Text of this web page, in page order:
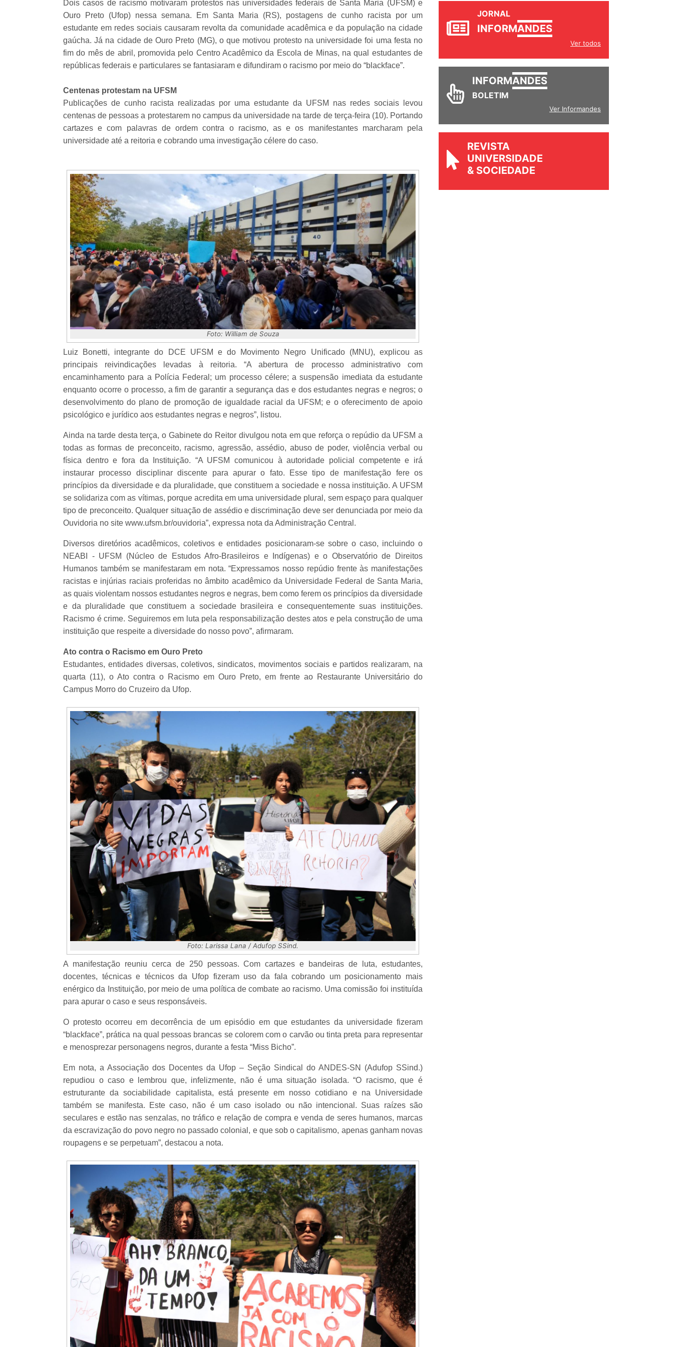
Dois casos de racismo motivaram protestos nas universidades federais de Santa Maria (UFSM) e
Ouro Preto (Ufop) nessa semana. Em Santa Maria (RS), postagens de cunho racista por um
estudante em redes sociais causaram revolta da comunidade acadêmica e da população na cidade
gaúcha. Já na cidade de Ouro Preto (MG), o que motivou protesto na universidade foi uma festa no
fim do mês de abril, promovida pelo Centro Acadêmico da Escola de Minas, na qual estudantes de
repúblicas federais e particulares se fantasiaram e difundiram o racismo por meio do “blackface”.
Centenas protestam na UFSM
Publicações de cunho racista realizadas por uma estudante da UFSM nas redes sociais levou
centenas de pessoas a protestarem no campus da universidade na tarde de terça-feira (10). Portando
cartazes e com palavras de ordem contra o racismo, as e os manifestantes marcharam pela
universidade até a reitoria e cobrando uma investigação célere do caso.
Foto: William de Souza
Luiz Bonetti, integrante do DCE UFSM e do Movimento Negro Unificado (MNU), explicou as
principais reivindicações levadas à reitoria. “A abertura de processo administrativo com
encaminhamento para a Polícia Federal; um processo célere; a suspensão imediata da estudante
enquanto ocorre o processo, a fim de garantir a segurança das e dos estudantes negras e negros; o
desenvolvimento do plano de promoção de igualdade racial da UFSM; e o oferecimento de apoio
psicológico e jurídico aos estudantes negras e negros”, listou.
Ainda na tarde desta terça, o Gabinete do Reitor divulgou nota em que reforça o repúdio da UFSM a
todas as formas de preconceito, racismo, agressão, assédio, abuso de poder, violência verbal ou
física dentro e fora da Instituição. “A UFSM comunicou à autoridade policial competente e irá
instaurar processo disciplinar discente para apurar o fato. Esse tipo de manifestação fere os
princípios da diversidade e da pluralidade, que constituem a sociedade e nossa instituição. A UFSM
se solidariza com as vítimas, porque acredita em uma universidade plural, sem espaço para qualquer
tipo de preconceito. Qualquer situação de assédio e discriminação deve ser denunciada por meio da
Ouvidoria no site www.ufsm.br/ouvidoria”, expressa nota da Administração Central.
Diversos diretórios acadêmicos, coletivos e entidades posicionaram-se sobre o caso, incluindo o
NEABI - UFSM (Núcleo de Estudos Afro-Brasileiros e Indígenas) e o Observatório de Direitos
Humanos também se manifestaram em nota. “Expressamos nosso repúdio frente às manifestações
racistas e injúrias raciais proferidas no âmbito acadêmico da Universidade Federal de Santa Maria,
as quais violentam nossos estudantes negros e negras, bem como ferem os princípios da diversidade
e da pluralidade que constituem a sociedade brasileira e consequentemente suas instituições.
Racismo é crime. Seguiremos em luta pela responsabilização destes atos e pela construção de uma
instituição que respeite a diversidade do nosso povo”, afirmaram.
Ato contra o Racismo em Ouro Preto
Estudantes, entidades diversas, coletivos, sindicatos, movimentos sociais e partidos realizaram, na
quarta (11), o Ato contra o Racismo em Ouro Preto, em frente ao Restaurante Universitário do
Campus Morro do Cruzeiro da Ufop.
Foto: Larissa Lana / Adufop SSind.
A manifestação reuniu cerca de 250 pessoas. Com cartazes e bandeiras de luta, estudantes,
docentes, técnicas e técnicos da Ufop fizeram uso da fala cobrando um posicionamento mais
enérgico da Instituição, por meio de uma política de combate ao racismo. Uma comissão foi instituída
para apurar o caso e seus responsáveis.
O protesto ocorreu em decorrência de um episódio em que estudantes da universidade fizeram
“blackface”, prática na qual pessoas brancas se colorem com o carvão ou tinta preta para representar
e menosprezar personagens negros, durante a festa “Miss Bicho”.
Em nota, a Associação dos Docentes da Ufop – Seção Sindical do ANDES-SN (Adufop SSind.)
repudiou o caso e lembrou que, infelizmente, não é uma situação isolada. “O racismo, que é
estruturante da sociabilidade capitalista, está presente em nosso cotidiano e na Universidade
também se manifesta. Este caso, não é um caso isolado ou não intencional. Suas raízes são
seculares e estão nas senzalas, no tráfico e relação de compra e venda de seres humanos, marcas
da escravização do povo negro no passado colonial, e que sob o capitalismo, apenas ganham novas
roupagens e se perpetuam”, destacou a nota.
JORNAL
Ver todos
INFORM
Ver Informandes
REVISTA
UNIVERSIDADE